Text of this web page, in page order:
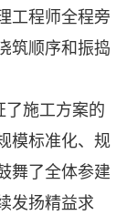
工程师全程旁
筑顺序和振捣
施工方案的
模标准化、规
舞了全体参建
发扬精益求